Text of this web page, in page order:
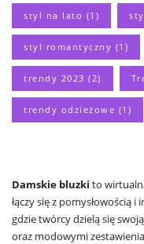
styl na lato (1)
styl romantyczny (1)
trendy 2023 (2)
trendy odzieżowe (1)
Damskie bluzki to
łączy się z pomysłowością
gdzie twórcy dzielą się
oraz modowymi